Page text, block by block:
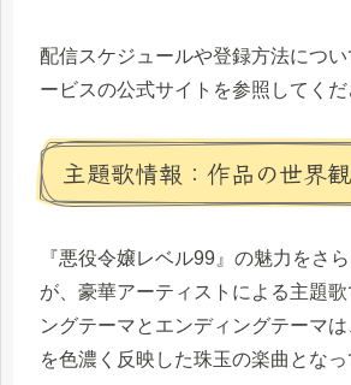
配信スケジュールや登録方法につ
ービスの公式サイトを参照してくだ
主題歌情報：作品の世界
『悪役令嬢レベル99』の魅力をさ
が、豪華アーティストによる主題
ングテーマとエンディングテーマ
を色濃く反映した珠玉の楽曲となっ